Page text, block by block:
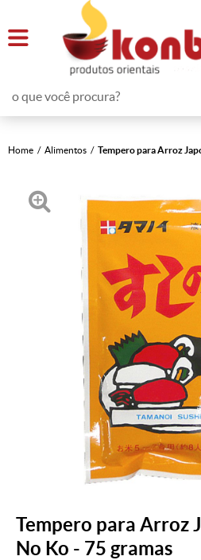
Home Alimentos Tempero para Arroz
Tempero para Arroz
No Ko - 75 gramas